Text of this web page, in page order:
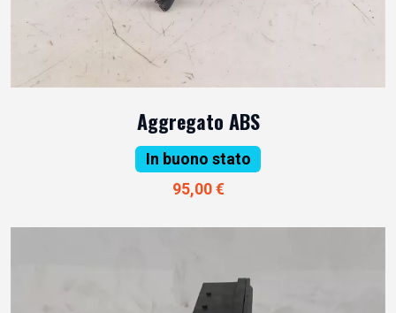
Aggregato ABS
In buono stato
95,00 €